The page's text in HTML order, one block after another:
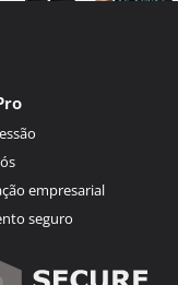
empresarial
seguro